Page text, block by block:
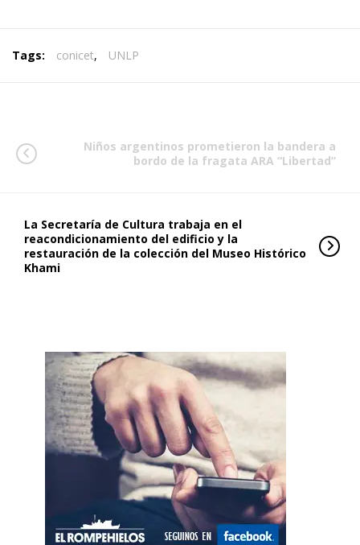
Tags: conicet, UNLP
Niños argentinos prometieron la bandera a
bordo de la fragata ARA “Libertad”
La Secretaría de Cultura trabaja en el
reacondicionamiento del edificio y la
restauración de la colección del Museo Histórico
Khami